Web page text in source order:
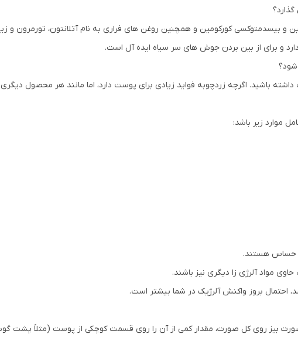
و بیسدمتوکسی کورکومین و همچنین روغن های فراری به نام آتلانتون، تورمرون و
و برای از بین بردن جوش های سر سیاه ایده آل است.
باشید. اگرچه زردچوبه فواید زیادی برای پوست دارد، اما مانند هر محصول دیگری
موارد زیر باشد:
حساس هستند.
مواد آلرژی زا دیگری نیز باشند.
احتمال بروز واکنش آلرژیک در شما بیشتر است.